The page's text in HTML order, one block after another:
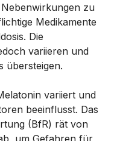
zu
Medikamente
Die
variieren und
übersteigen.
variiert und
beeinflusst. Das
(BfR) rät von
um Gefahren für